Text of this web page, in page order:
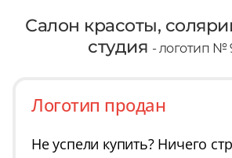
Салон красоты,
студия - логотип №
Логотип продан
Не успели купить? Ничего